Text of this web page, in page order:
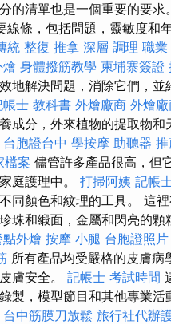
的清單也是一個重要的要求
線條，包括問題，靈敏度和
統 整復 推拿 深層 調理 職
身體撥筋教學 柬埔寨簽證
地解決問題，消除它們，並
帳士 教科書 外燴廠商 外燴
成分，外來植物的提取物和
台胞證台中 學按摩 助聽器
檔案 儘管許多產品很高，但
庭護理中。 打掃阿姨 記帳
同顏色和紋理的工具。 這
珠和緞面，金屬和閃亮的顆
點外燴 按摩 小腿 台胞證照片
所有產品均受嚴格的皮膚病
膚安全。 記帳士 考試時間
製，模型節目和其他專業活
台中筋膜刀放鬆 旅行社代辦